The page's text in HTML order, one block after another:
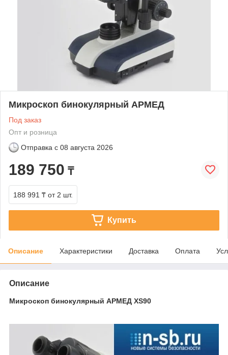
Микроскоп бинокулярный АРМЕД
Под заказ
Опт и розница
Отправка с 08 августа 2026
189 750 ₸
188 991 ₸ от 2 шт.
Купить
Описание Характеристики Доставка Оплата
Описание
Микроскоп бинокулярный АРМЕД XS90